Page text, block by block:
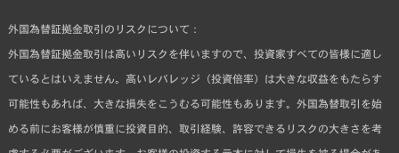
外国為替証拠金取引のリスクについて：
外国為替証拠金取引は高いリスクを伴いますので、投資家すべての皆様に適し
ているとはいえません。高いレバレッジ（投資倍率）は大きな収益をもたらす
可能性もあれば、大きな損失をこうむる可能性もあります。外国為替取引を始
める前にお客様が慎重に投資目的、取引経験、許容できるリスクの大きさを考